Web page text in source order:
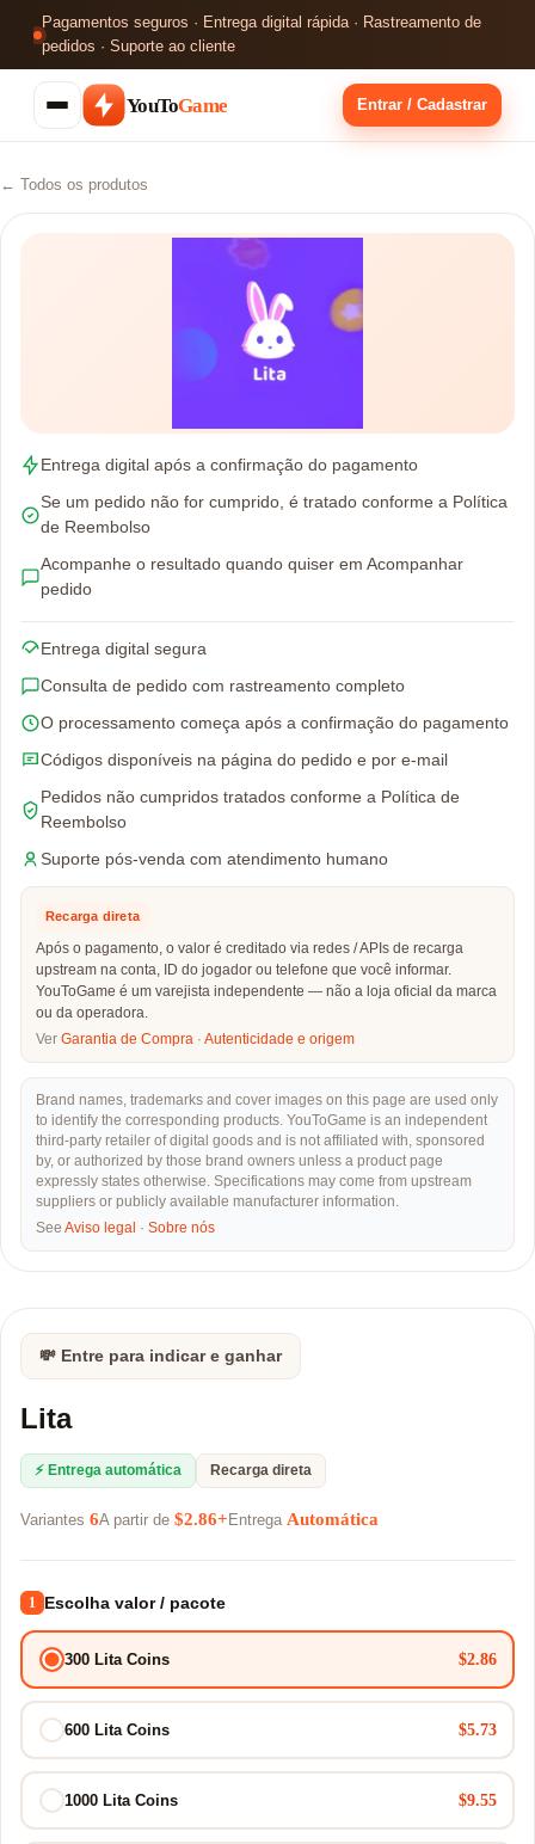
Pagamentos seguros · Entrega digital rápida · Rastreamento de
pedidos · Suporte ao cliente
YouToGame Entrar / Cadastrar
← Todos os produtos
Entrega digital após a confirmação do pagamento
Se um pedido não for cumprido, é tratado conforme a Política
de Reembolso
Acompanhe o resultado quando quiser em Acompanhar
pedido
Entrega digital segura
Consulta de pedido com rastreamento completo
O processamento começa após a confirmação do pagamento
Códigos disponíveis na página do pedido e por e-mail
Pedidos não cumpridos tratados conforme a Política de
Reembolso
Suporte pós-venda com atendimento humano
Recarga direta
Após o pagamento, o valor é creditado via redes / APIs de recarga
upstream na conta, ID do jogador ou telefone que você informar.
YouToGame é um varejista independente — não a loja oficial da marca
ou da operadora.
Ver Garantia de Compra · Autenticidade e origem
Brand names, trademarks and cover images on this page are used only
to identify the corresponding products. YouToGame is an independent
third-party retailer of digital goods and is not affiliated with, sponsored
by, or authorized by those brand owners unless a product page
expressly states otherwise. Specifications may come from upstream
suppliers or publicly available manufacturer information.
See Aviso legal · Sobre nós
💸 Entre para indicar e ganhar
Lita
⚡ Entrega automática Recarga direta
Variantes 6A partir de $2.86+ Entrega Automática
1 Escolha valor / pacote
300 Lita Coins $2.86
600 Lita Coins $5.73
1000 Lita Coins $9.55